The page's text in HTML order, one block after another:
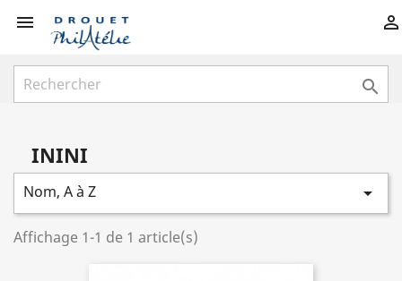
 

ININI
Nom, A à Z 
Affichage 1-1 de 1 article(s)